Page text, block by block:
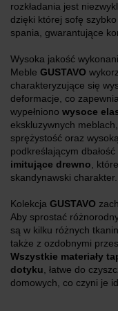
rozkładania jest
dzięki której sofę
spania, gwarantujące
Wysoka jakość
Meble GUSTAVO
charakteryzujące się
deformacje, co
wypełniono wysoce
ekskluzywnych
sprężystość oraz
podkreślającym dbałość
imitujące drewno,
skandynawski charakter.
Kolekcja GUSTAVO
Aby sprostać
są w kilku różnych
także z ozdobnymi
Wszystkie materiały
dotyku, łatwe do
domowych, co czyni je